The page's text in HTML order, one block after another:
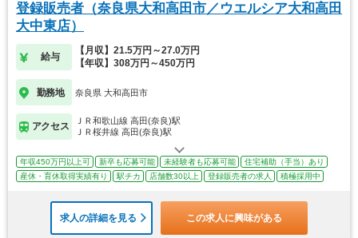
登録販売者（奈良県大和高田市／ウエルシア大和高田
大中東店）
給与
【月収】21.5万円～27.0万円
【年収】308万円～450万円
勤務地 奈良県 大和高田市
アクセス
ＪＲ和歌山線 高田(奈良)駅
ＪＲ桜井線 高田(奈良)駅
年収450万円以上可 新卒も応募可能 未経験者も応募可能
住宅補助（手当）あり
産休・育休取得実績有り
駅チカ 店舗数30以上 登録販売者の求人 積極採用中
求人の詳細を見る この求人に興味がある